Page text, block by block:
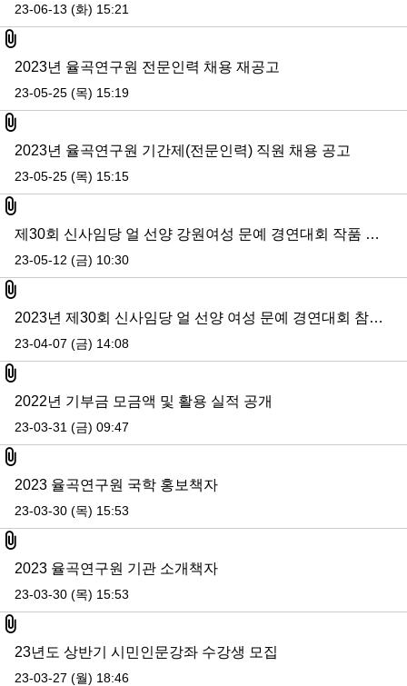
23-06-13 (화) 15:21
첨부파일
2023년 율곡연구원 전문인력 채용 재공고
23-05-25 (목) 15:19
첨부파일
2023년 율곡연구원 기간제(전문인력) 직원 채용 공고
23-05-25 (목) 15:15
첨부파일
제30회 신사임당 얼 선양 강원여성 문예 경연대회 작품 심사 결과 공지
23-05-12 (금) 10:30
첨부파일
2023년 제30회 신사임당 얼 선양 여성 문예 경연대회 참가 신청 안내
23-04-07 (금) 14:08
첨부파일
2022년 기부금 모금액 및 활용 실적 공개
23-03-31 (금) 09:47
첨부파일
2023 율곡연구원 국학 홍보책자
23-03-30 (목) 15:53
첨부파일
2023 율곡연구원 기관 소개책자
23-03-30 (목) 15:53
첨부파일
23년도 상반기 시민인문강좌 수강생 모집
23-03-27 (월) 18:46